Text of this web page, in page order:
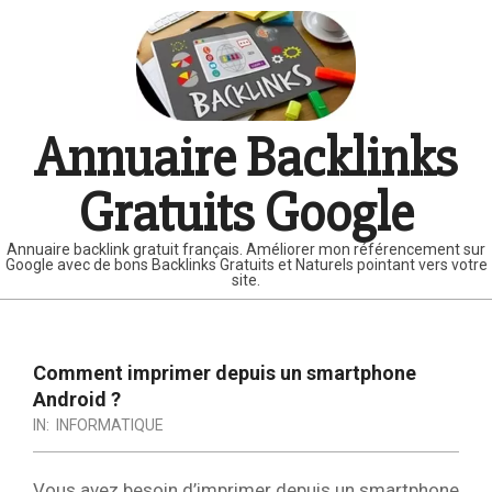
Annuaire Backlinks
Gratuits Google
Annuaire backlink gratuit français. Améliorer mon référencement sur
Google avec de bons Backlinks Gratuits et Naturels pointant vers votre
site.
Navigation
Menu
Comment imprimer depuis un smartphone
Android ?
IN: INFORMATIQUE